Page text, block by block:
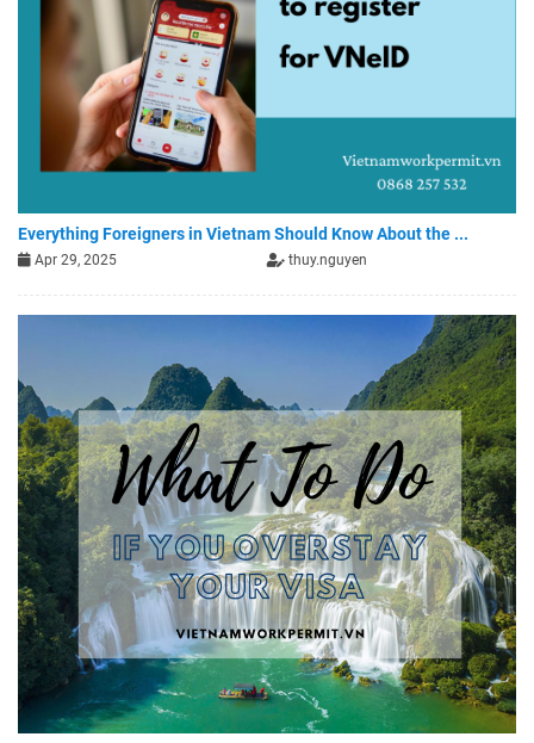
Everything Foreigners in Vietnam Should Know About the ...
Apr 29, 2025 thuy.nguyen